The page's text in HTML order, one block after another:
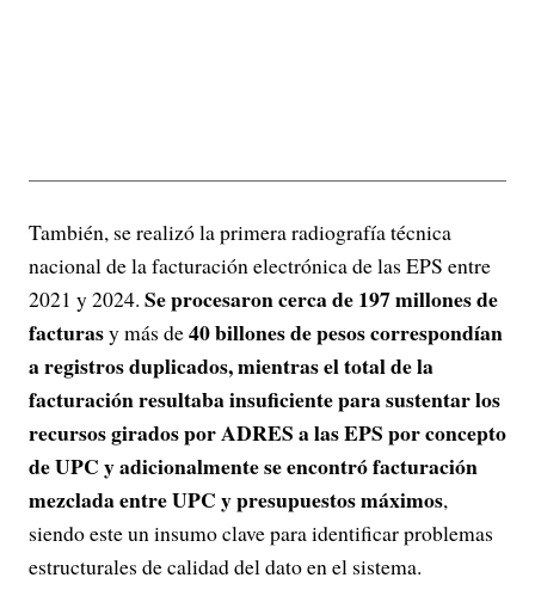
También, se realizó la primera radiografía técnica
nacional de la facturación electrónica de las EPS entre
2021 y 2024. Se procesaron cerca de 197 millones de
facturasy más de40 billones de pesos correspondían
a registros duplicados, mientras el total de la
facturación resultaba insuficiente para sustentar los
recursos girados por ADRES a las EPS por concepto
de UPC y adicionalmente se encontró facturación
mezclada entre UPC y presupuestos máximos,
siendo este un insumo clave para identificar problemas
estructurales de calidad del dato en el sistema.